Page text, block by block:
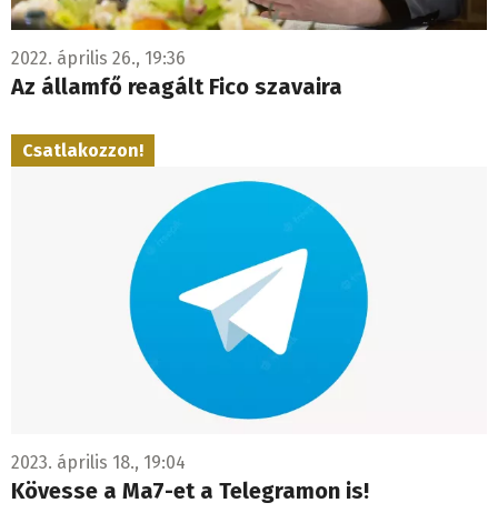
2022. április 26., 19:36
Az államfő reagált Fico szavaira
Csatlakozzon!
2023. április 18., 19:04
Kövesse a Ma7-et a Telegramon is!